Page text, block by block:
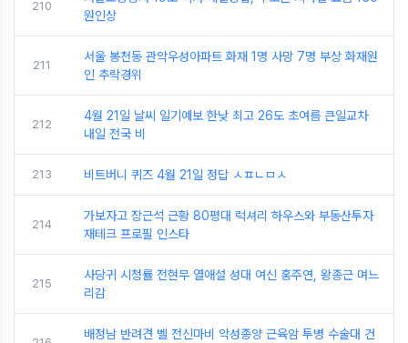
210
원인상
211
서울 봉천동 관악우성아파트 화재 1명 사망 7명 부상 화재원
인 추락경위
212
4월 21일 날씨 일기예보 한낮 최고 26도 초여름 큰일교차
내일 전국 비
213 비트버니 퀴즈 4월 21일 정답 ㅅㅍㄴㅁㅅ
214
가보자고 장근석 근황 80평대 럭셔리 하우스와 부동산투자
재테크 프로필 인스타
215
사당귀 시청률 전현무 열애설 성대 여신 홍주연, 왕종근 며느
리감
배정남 반려견 벨 전신마비 악성종양 근육암 투병 수술대 건